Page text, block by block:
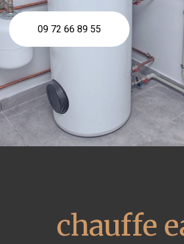
09 72 66 89 55
chauffe